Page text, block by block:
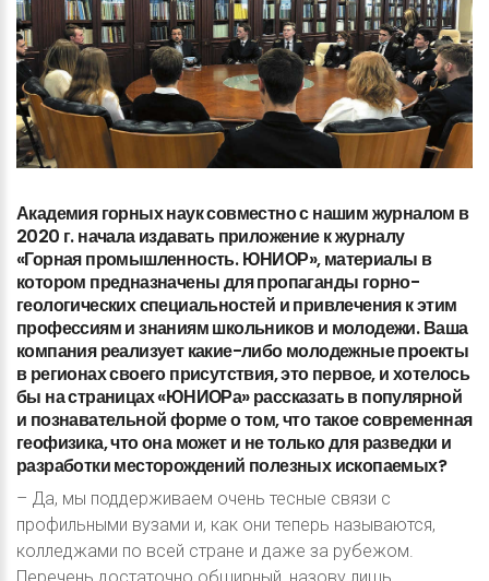
Академия горныхнауксовместноснашимжурналом в
2020 г.началаиздавать приложениекжурналу
«Горнаяпромышленность. ЮНИОР»,материалы в
котором предназначеныдляпропаганды горно-
геологическихспециальностей ипривлечениякэтим
профессиямизнаниямшкольникови молодежи. Ваша
компания реализует какие-либомолодежныепроекты
врегионахсвоегоприсутствия,этопервое,ихотелось
бы настраницах«ЮНИОРа»рассказатьвпопулярной
и познавательнойформеотом,чтотакоесовременная
геофизика,чтоона можети нетолькодля разведки и
разработкиместорождений полезных ископаемых?
– Да, мы поддерживаем очень тесные связи с
профильными вузами и, как они теперь называются,
колледжами по всей стране и даже за рубежом.
Перечень достаточно обширный, назову лишь